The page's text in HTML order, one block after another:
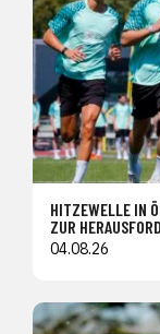
HITZEWELLE IN
ZUR
04.08.26